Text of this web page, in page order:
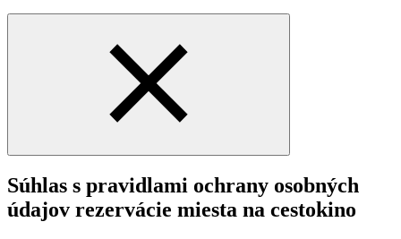
Súhlas s pravidlami ochrany osobných
údajov rezervácie miesta na cestokino